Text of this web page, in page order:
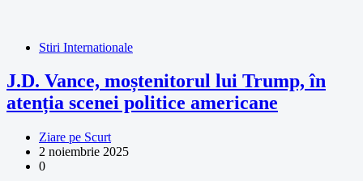
Stiri Internationale
J.D. Vance, moștenitorul lui Trump, în
atenția scenei politice americane
Ziare pe Scurt
2 noiembrie 2025
0